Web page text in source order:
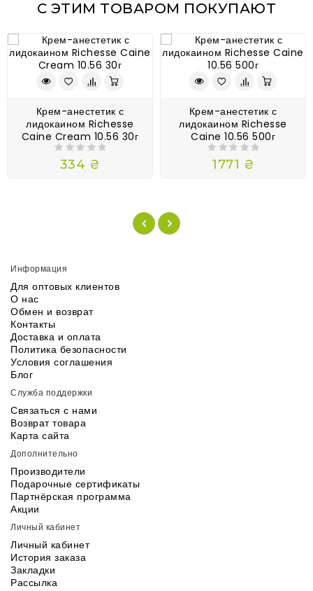
С ЭТИМ ТОВАРОМ ПОКУПАЮТ
Крем-анестетик с
лидокаином Richesse
Caine Cream 10.56 30г
334 ₴
Крем-анестетик с
лидокаином Richesse
Caine 10.56 500г
1771 ₴
Информация
Для оптовых клиентов
О нас
Обмен и возврат
Контакты
Доставка и оплата
Политика безопасности
Условия соглашения
Блог
Служба поддержки
Связаться с нами
Возврат товара
Карта сайта
Дополнительно
Производители
Подарочные сертификаты
Партнёрская программа
Акции
Личный кабинет
Личный кабинет
История заказа
Закладки
Рассылка